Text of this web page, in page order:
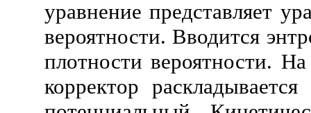
уравнение представляет
вероятности. Вводится
плотности вероятности.
корректор